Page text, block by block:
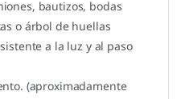
bautizos, bodas
o árbol de huellas
a la luz y al paso
(aproximadamente